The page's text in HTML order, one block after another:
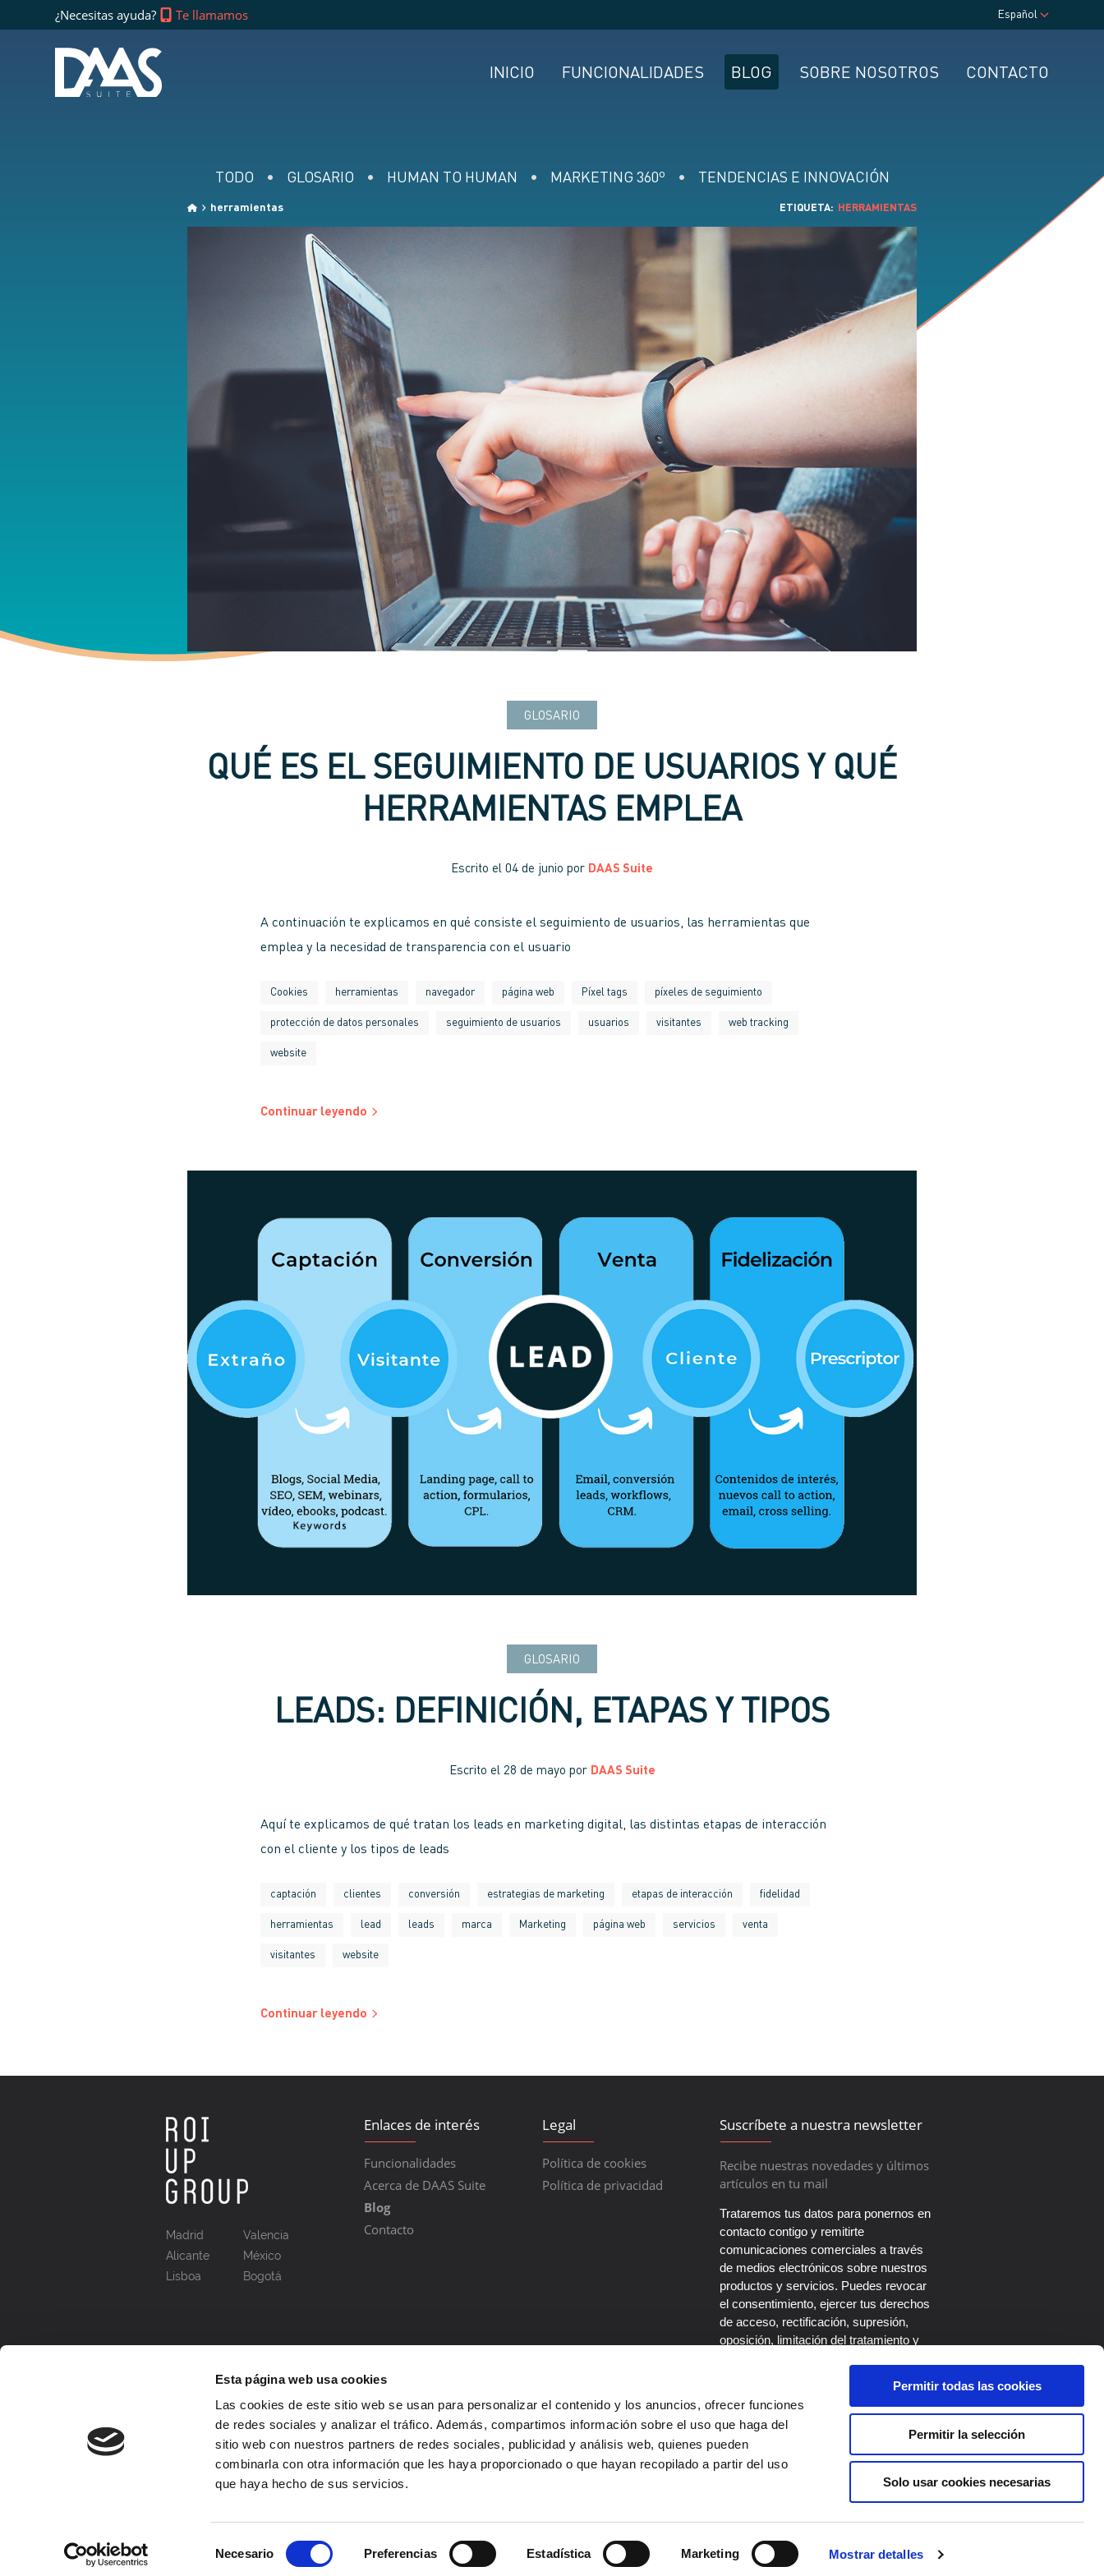
Esta página web usa cookies
Las cookies de este sitio web se usan para personalizar el contenido y los anuncios, ofrecer funciones
de redes sociales y analizar el tráfico. Además, compartimos información sobre el uso que haga del
sitio web con nuestros partners de redes sociales, publicidad y análisis web, quienes pueden
combinarla con otra información que les haya proporcionado o que hayan recopilado a partir del uso
que haya hecho de sus servicios.
Necesario Preferencias Estadística Marketing Mostrar detalles
Permitir todas las cookies
Permitir la selección
Solo usar cookies necesarias
¿Necesitas ayuda? Te llamamos Español
INICIO FUNCIONALIDADES BLOG SOBRE NOSOTROS CONTACTO
TODO GLOSARIO HUMAN TO HUMAN MARKETING 360º TENDENCIAS E INNOVACIÓN
ETIQUETA HERRAMIENTAS
herramientas
GLOSARIO
QUÉ ES EL SEGUIMIENTO DE USUARIOS Y QUÉ
HERRAMIENTAS EMPLEA
Escrito el 04 de junio por DAAS Suite
A continuación te explicamos en qué consiste el seguimiento de usuarios, las herramientas que
emplea y la necesidad de transparencia con el usuario
Cookies herramientas navegador página web Píxel tags píxeles de seguimiento
protección de datos personales seguimiento de usuarios usuarios visitantes web tracking
website
Continuar leyendo
GLOSARIO
LEADS: DEFINICIÓN, ETAPAS Y TIPOS
Escrito el 28 de mayo por DAAS Suite
Aquí te explicamos de qué tratan los leads en marketing digital, las distintas etapas de interacción
con el cliente y los tipos de leads
captación clientes conversión estrategias de marketing etapas de interacción fidelidad
herramientas lead leads marca Marketing página web servicios venta
visitantes website
Continuar leyendo
Madrid
Valencia
Alicante
México
Lisboa
Bogotá
Enlaces de interés
Funcionalidades
Acerca de DAAS Suite
Blog
Contacto
Legal
Política de cookies
Política de privacidad
Suscríbete a nuestra newsletter
Recibe nuestras novedades y últimos
artículos en tu mail
Trataremos tus datos para ponernos en
contacto contigo y remitirte
comunicaciones comerciales a través
de medios electrónicos sobre nuestros
productos y servicios. Puedes revocar
el consentimiento, ejercer tus derechos
de acceso, rectificación, supresión,
oposición, limitación del tratamiento y
correo dpo@roi-up.es. Más información
en la Política de Privacidad.
© DAAS 2026. Todos los derechos reservados Síguenos